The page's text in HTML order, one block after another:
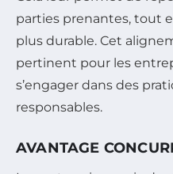
parties prenantes, tout
plus durable. Cet
pertinent pour les
s’engager dans des
responsables.
AVANTAGE